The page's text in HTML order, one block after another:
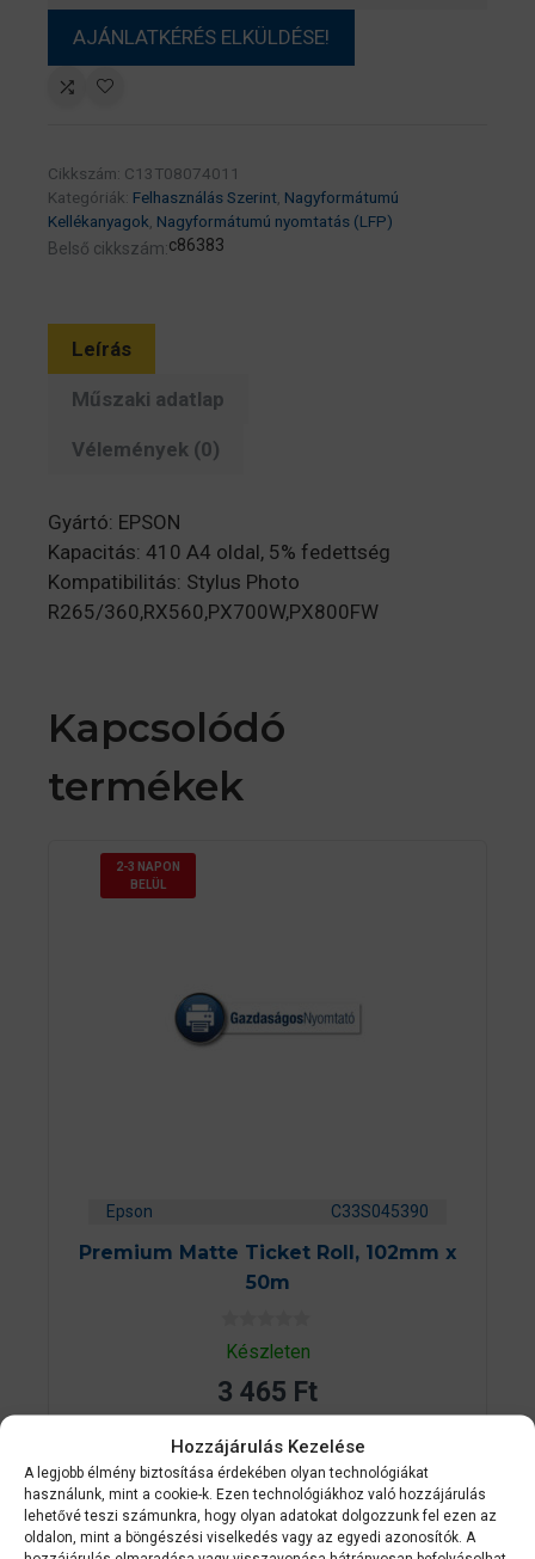
Hozzájárulás Kezelése
A legjobb élmény biztosítása érdekében olyan technológiákat
használunk, mint a cookie-k. Ezen technológiákhoz való hozzájárulás
lehetővé teszi számunkra, hogy olyan adatokat dolgozzunk fel ezen az
oldalon, mint a böngészési viselkedés vagy az egyedi azonosítók. A
Cikkszám: C13T08074011
Kategóriák: Felhasználás Szerint Nagyformátumú
Kellékanyagok Nagyformátumú nyomtatás (LFP)
Belső cikkszám:c86383
Leírás
Műszaki adatlap
Vélemények (0)
Gyártó: EPSON
Kapacitás: 410 A4 oldal, 5% fedettség
Kompatibilitás: Stylus Photo
R265/360,RX560,PX700W,PX800FW
Kapcsolódó
termékek
2-3 NAPON
BELÜL
Epson C33S045390
Premium Matte Ticket Roll, 102mm x
50m
0
a
5
ő
l
Készleten
3 465 Ft
KOSÁRBA TESZEM